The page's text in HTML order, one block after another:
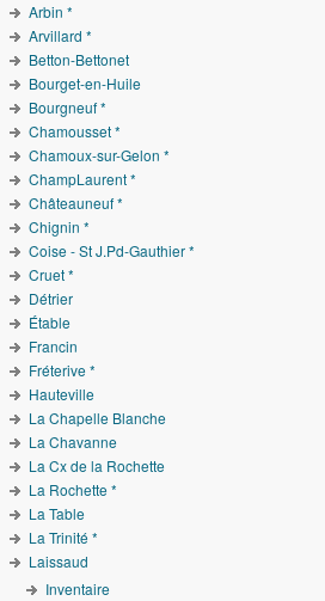
Arbin *
Arvillard *
Betton-Bettonet
Bourget-en-Huile
Bourgneuf *
Chamousset *
Chamoux-sur-Gelon *
ChampLaurent *
Châteauneuf *
Chignin *
Coise - St J.Pd-Gauthier *
Cruet *
Détrier
Étable
Francin
Fréterive *
Hauteville
La Chapelle Blanche
La Chavanne
La Cx de la Rochette
La Rochette *
La Table
La Trinité *
Laissaud
Inventaire